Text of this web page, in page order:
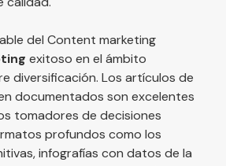
del Content marketing
exitoso en el ámbito
diversificación. Los artículos de
documentados son excelentes
tomadores de decisiones
profundos como los
infografías con datos de la